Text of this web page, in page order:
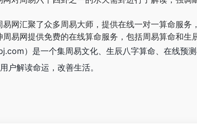
网汇聚了众多周易大师，提供在线一对一算命服务
易网提供免费的在线算命服务，包括周易算命和生
）是一个集周易文化、生辰八字算命、在线预测
户解读命运，改善生活。